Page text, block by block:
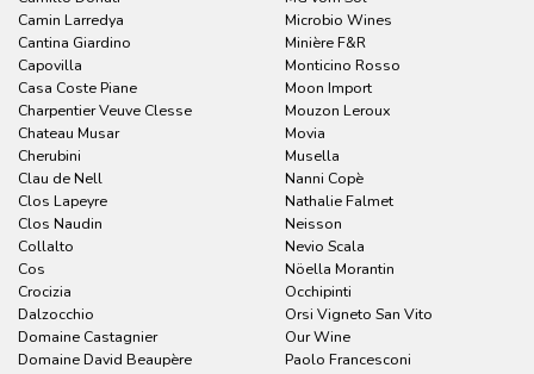
Camin Larredya
Cantina Giardino
Capovilla
Casa Coste Piane
Charpentier Veuve Clesse
Chateau Musar
Cherubini
Clau de Nell
Clos Lapeyre
Clos Naudin
Collalto
Cos
Crocizia
Dalzocchio
Domaine Castagnier
Domaine David Beaupère
Microbio Wines
Minière F&R
Monticino Rosso
Moon Import
Mouzon Leroux
Movia
Musella
Nanni Copè
Nathalie Falmet
Neisson
Nevio Scala
Nöella Morantin
Occhipinti
Orsi Vigneto San Vito
Our Wine
Paolo Francesconi